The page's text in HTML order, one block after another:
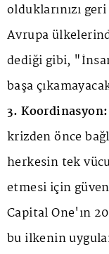
olduklarınızı
Avrupa
dediği gibi,
başa
3. Koordinasyon:
krizden önce
herkesin tek
etmesi için
Capital One'ın
bu ilkenin